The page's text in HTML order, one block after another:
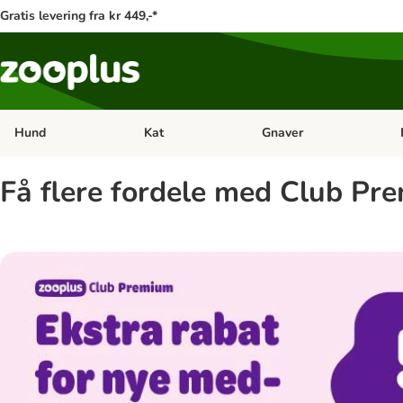
Gratis levering fra kr 449,-*
Hund Åben kategori menu: Hund
Kat Åben kategori menu: Kat
Gnaver
Få flere fordele med Club